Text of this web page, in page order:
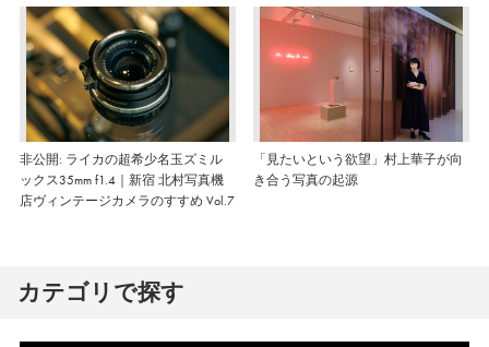
非公開: ライカの超希少名玉ズミル
ックス35mm f1.4｜新宿 北村写真機
店ヴィンテージカメラのすすめ Vol.7
「見たいという欲望」村上華子が向
き合う写真の起源
カテゴリで探す